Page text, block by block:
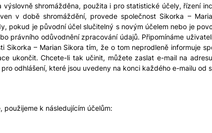
shromážděna, použita i pro statistické účely, řízení
v době shromáždění, provede společnost Sikorka –
pokud je původní účel slučitelný s novým účelem nebo je
právního odůvodnění zpracování údajů. Připomínáme
Sikorka – Marian Sikora tím, že o tom neprodleně informuje
ukončit. Chcete-li tak učinit, můžete zaslat e-mail na
odhlášení, které jsou uvedeny na konci každého e-mailu od
použijeme k následujícím účelům: